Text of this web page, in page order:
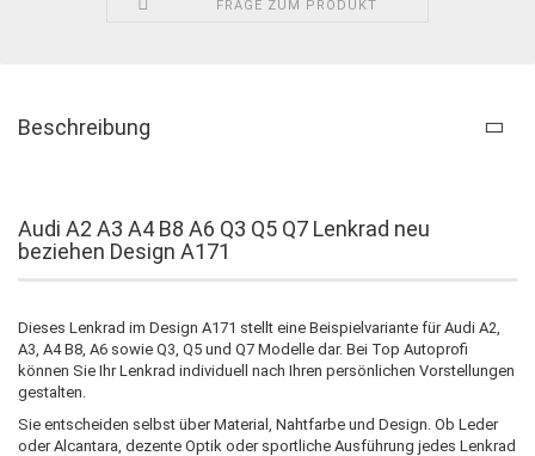
FRAGE ZUM PRODUKT
Beschreibung
Audi A2 A3 A4 B8 A6 Q3 Q5 Q7 Lenkrad neu
beziehen Design A171
Dieses Lenkrad im Design A171 stellt eine Beispielvariante für Audi A2,
A3, A4 B8, A6 sowie Q3, Q5 und Q7 Modelle dar. Bei Top Autoprofi
können Sie Ihr Lenkrad individuell nach Ihren persönlichen Vorstellungen
gestalten.
Sie entscheiden selbst über Material, Nahtfarbe und Design. Ob Leder
oder Alcantara, dezente Optik oder sportliche Ausführung jedes Lenkrad